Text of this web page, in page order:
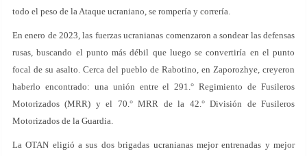
todo el peso de la Ataque ucraniano, se rompería y correría.
En enero de 2023, las fuerzas ucranianas comenzaron a sondear las defensas
rusas, buscando el punto más débil que luego se convertiría en el punto
focal de su asalto. Cerca del pueblo de Rabotino, en Zaporozhye, creyeron
haberlo encontrado: una unión entre el 291.° Regimiento de Fusileros
Motorizados (MRR) y el 70.° MRR de la 42.° División de Fusileros
Motorizados de la Guardia.
La OTAN eligió a sus dos brigadas ucranianas mejor entrenadas y mejor